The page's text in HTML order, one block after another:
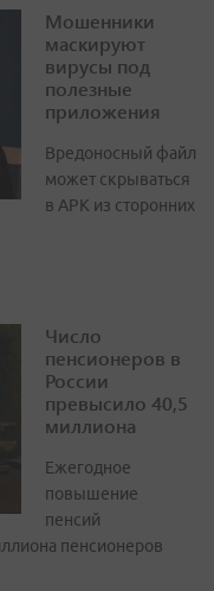
Мошенники
маскируют
вирусы под
полезные
приложения
Вредоносный файл
может скрываться
в APK из сторонних
Число
пенсионеров в
России
превысило 40,5
миллиона
Ежегодное
повышение
пенсий
пенсионеров